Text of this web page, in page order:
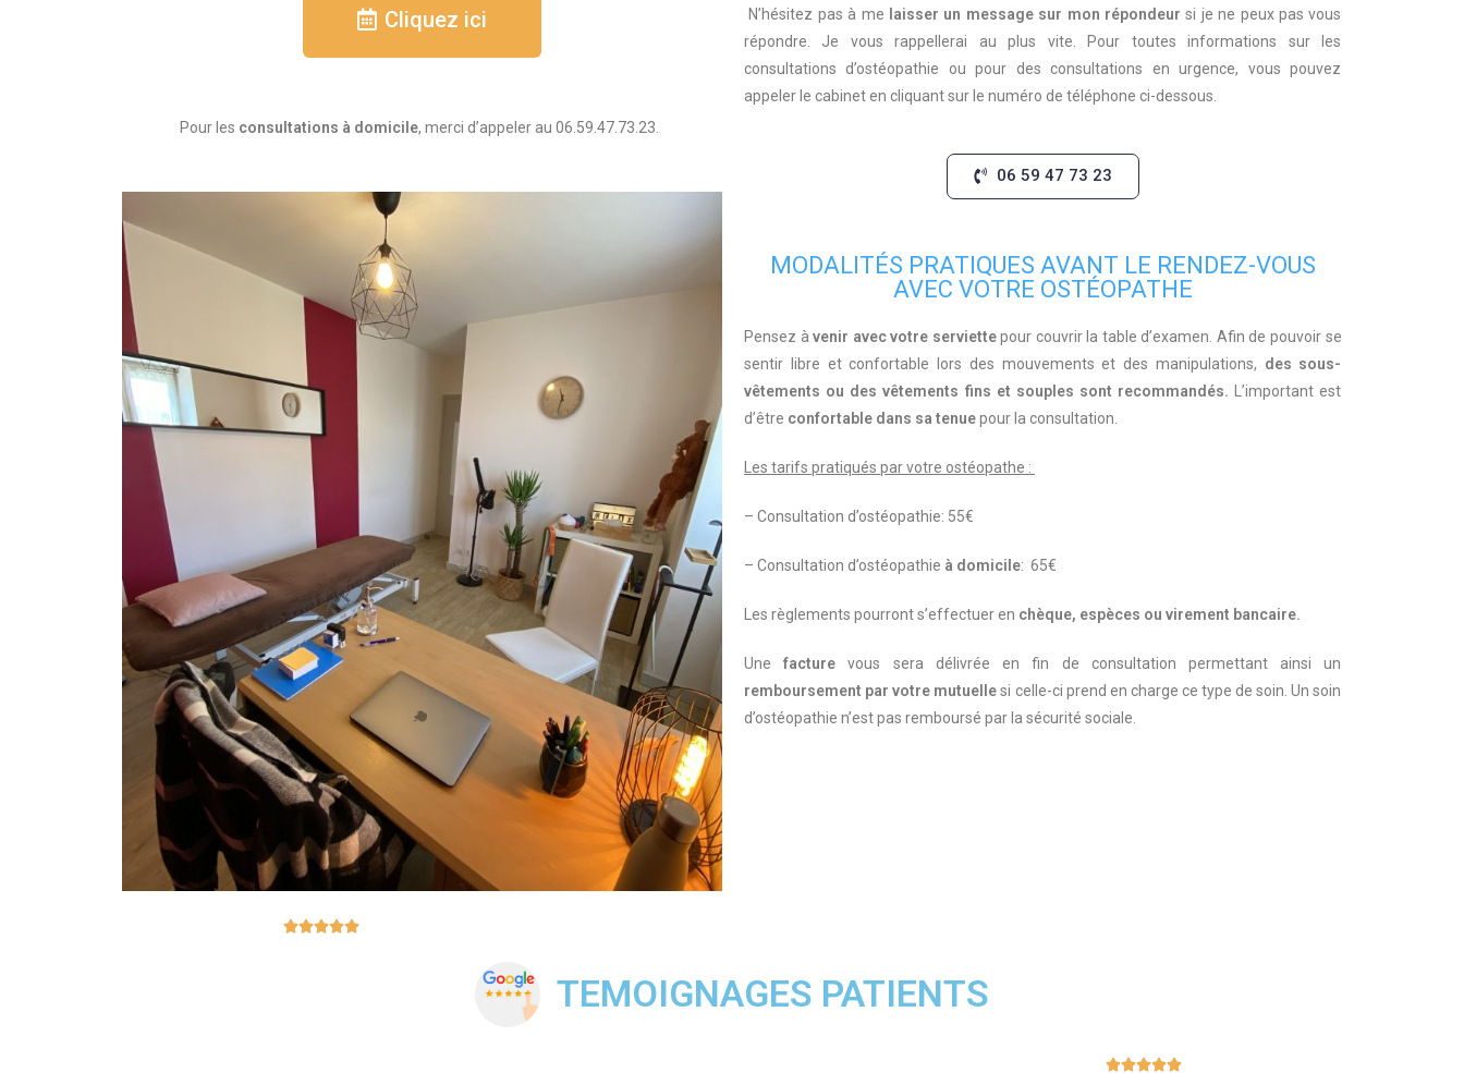
Cliquez ici
Pour les consultations à domicile, merci d’appeler au 06.59.47.73.23.
N’hésitez pas à me laisser un message sur mon répondeur si je ne peux pas vous
répondre. Je vous rappellerai au plus vite. Pour toutes informations sur les
consultations d’ostéopathie ou pour des consultations en urgence, vous pouvez
appeler le cabinet en cliquant sur le numéro de téléphone ci-dessous.
06 59 47 73 23
MODALITÉS PRATIQUES AVANT LE RENDEZ-VOUS
AVEC VOTRE OSTÉOPATHE
Pensez àvenir avec votre serviettepour couvrir la table d’examen. Afin de pouvoir se
sentir libre et confortable lors des mouvements et des manipulations, des sous-
vêtements ou des vêtements fins et souples sont recommandés. L’important est
d’être confortable dans sa tenuepour la consultation.
Les tarifs pratiqués par votre ostéopathe :
– Consultation d’ostéopathie: 55€
– Consultation d’ostéopathie à domicile: 65€
Les règlements pourront s’effectuer en chèque, espèces ou virement bancaire.
Unefacture vous sera délivrée en fin de consultation permettant ainsi un
remboursement par votre mutuellesi celle-ci prend en charge ce type de soin.Un soin
d’ostéopathie n’est pas remboursé par la sécurité sociale.

TEMOIGNAGES PATIENTS
